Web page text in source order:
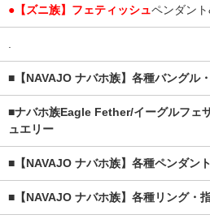
●【ズニ族】フェティッシュペンダン
.
■【NAVAJO ナバホ族】各種バングル
■ナバホ族Eagle Fether/イーグルフェ
ュエリー
■【NAVAJO ナバホ族】各種ペンダン
■【NAVAJO ナバホ族】各種リング・